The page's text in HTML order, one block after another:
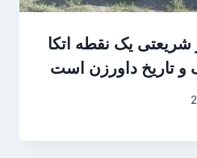
شریعتی‌ یک نقطه اتکا
تاریخ داورزن ‌است